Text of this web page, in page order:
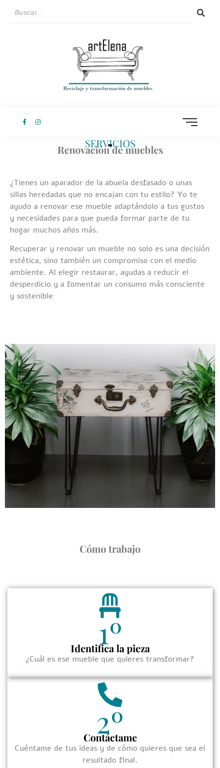
SERVICIOS
Renovación de muebles
¿Tienes un aparador de la abuela desfasado o unas
sillas heredadas que no encajan con tu estilo? Yo te
ayudo a renovar ese mueble adaptándolo a tus gustos
y necesidades para que pueda formar parte de tu
hogar muchos años más.
Recuperar y renovar un mueble no solo es una decisión
estética, sino también un compromiso con el medio
ambiente. Al elegir restaurar, ayudas a reducir el
desperdicio y a fomentar un consumo más consciente
y sostenible
Cómo trabajo
1º
Identifica la pieza
¿Cuál es ese mueble que quieres transformar?
2º
Contáctame
Cuéntame de tus ideas y de cómo quieres que sea el
resultado final.